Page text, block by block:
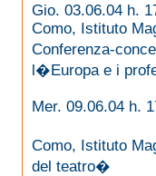
Gio. 03.06.04 h.
Como, Istituto
Conferenza-
l�Europa e i
Mer. 09.06.04 h.
Como, Istituto
del teatro�